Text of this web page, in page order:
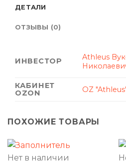
ДЕТАЛИ
ОТЗЫВЫ (0)
ИНВЕСТОР
Athleus
КАБИНЕТ
OZON
OZ
ПОХОЖИЕ ТОВАРЫ
Нет в наличии